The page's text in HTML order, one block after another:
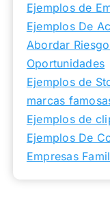
Ejemplos de
Ejemplos De
Abordar
Oportunidades
Ejemplos de
marcas
Ejemplos de
Ejemplos De
Empresas